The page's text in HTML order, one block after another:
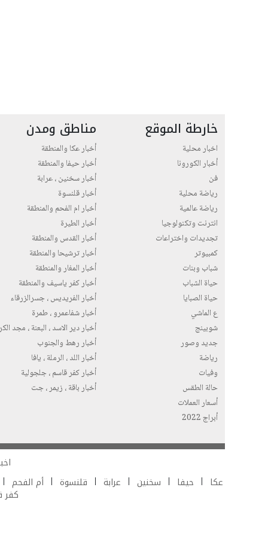
خارطة الموقع
اخبار محلية
أخبار الكورونا
فن
رياضة محلية
رياضة عالمية
انترنت وتكنولوجيا
تجديدات واختراعات
كمبيوتر
شباب وبنات
حياة الشباب
حياة الصبايا
ع الماشي
شوبينج
جديد وصور
رياضة
وفيات
حالة الطقس
أسعار العملات
أبراج 2022
مناطق ومدن
أخبار عكا والمنطقة
أخبار حيفا والمنطقة
أخبار سخنين ، عرابة
أخبار قلنسوة
أخبار ام الفحم والمنطقة
أخبار الطيرة
أخبار القدس والمنطقة
أخبار ترشيحا والمنطقة
أخبار المغار والمنطقة
أخبار كفر ياسيف والمنطقة
أخبار الفريديس ، جسرالزرقاء
أخبار شفاعمرو ، طمرة
أخبار دير الاسد ، البعنة ، مجد
أخبار رهط والجنوب
أخبار اللد ، الرملة ، يافا
أخبار كفر قاسم ، جلجولية
أخبار باقة ، زيمر ، جت
عكا
حيفا سخنين عرابة قلنسوة أم الفحم
كفر